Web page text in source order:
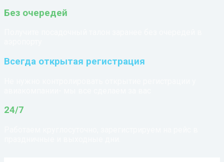
Без очередей
Всегда открытая регистрация
24/7